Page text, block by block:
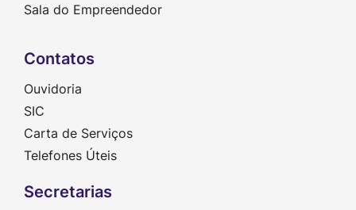
Sala do Empreendedor
Contatos
Ouvidoria
SIC
Carta de Serviços
Telefones Úteis
Secretarias